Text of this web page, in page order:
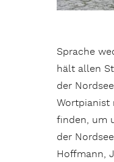
Sprache
hält allen
der
Wortpianist
finden, um
der
Hoffmann,